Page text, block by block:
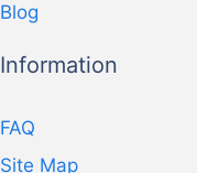
Blog
Information
FAQ
Site Map